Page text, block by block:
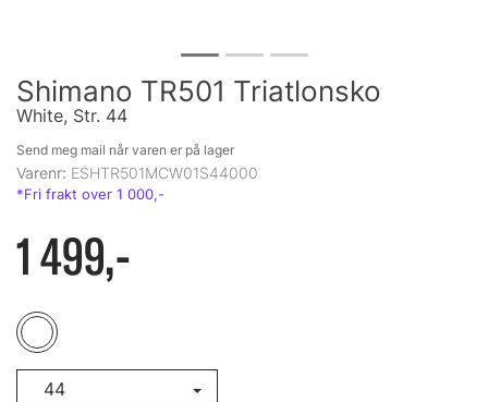
Shimano TR501 Triatlonsko
White, Str. 44
Varenr: ESHTR501MCW01S44000
1 499,-
44
Send meg mail når varen er på lager